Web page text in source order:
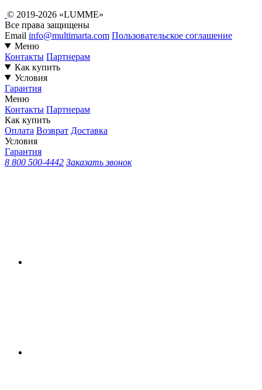
© 2019-2026 «LUMME»
Все права защищены
Email info@multimarta.com Пользовательское соглашение
Меню
Контакты Партнерам
Как купить
Условия
Гарантия
Меню
Контакты Партнерам
Как купить
Оплата Возврат Доставка
Условия
Гарантия
8 800 500-4442 Заказать звонок